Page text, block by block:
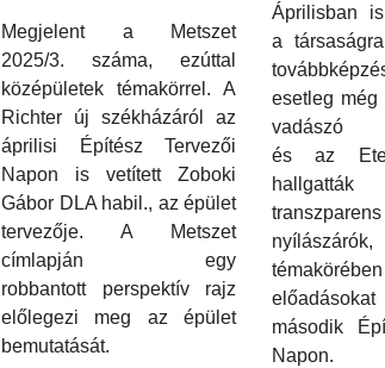
Megjelent a Metszet
2025/3. száma, ezúttal
középületek témakörrel. A
Richter új székházáról az
áprilisi Építész Tervezői
Napon is vetített Zoboki
Gábor DLA habil., az épület
tervezője. A Metszet
címlapján egy
robbantott perspektív rajz
előlegezi meg az épület
bemutatását.
Áprilisban
a
esetleg még
vadászó
és az
második
Napon.